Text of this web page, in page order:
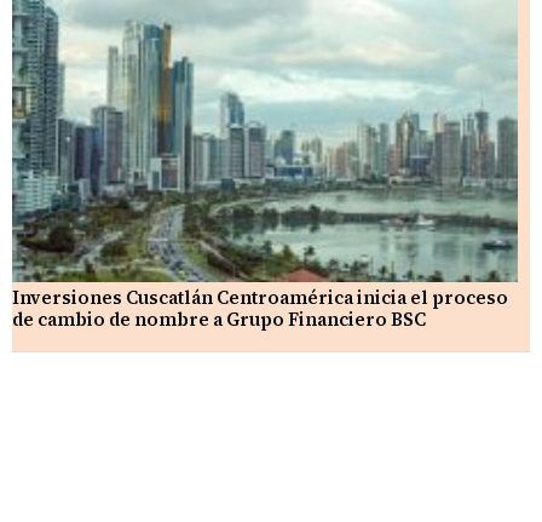
Inversiones Cuscatlán Centroamérica inicia el proceso
de cambio de nombre a Grupo Financiero BSC